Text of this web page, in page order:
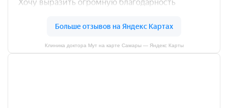
Клиника доктора Мут на карте Самары — Яндекс Карты